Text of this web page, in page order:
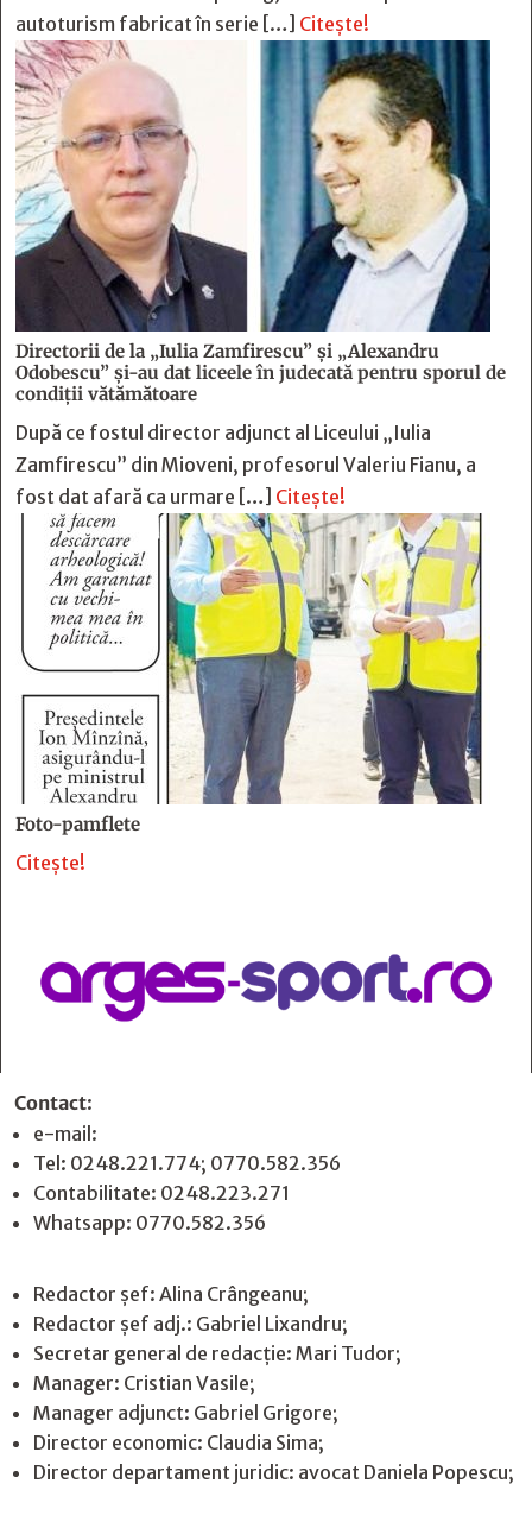
autoturism fabricat în serie […] Citește!
Directorii de la „Iulia Zamfirescu” și „Alexandru
Odobescu” și-au dat liceele în judecată pentru sporul de
condiții vătămătoare
După ce fostul director adjunct al Liceului „Iulia
Zamfirescu” din Mioveni, profesorul Valeriu Fianu, a
fost dat afară ca urmare […] Citește!
Foto-pamflete
Citește!
Contact:
e-mail:
Tel: 0248.221.774; 0770.582.356
Contabilitate: 0248.223.271
Whatsapp: 0770.582.356
Redactor șef: Alina Crângeanu;
Redactor șef adj.: Gabriel Lixandru;
Secretar general de redacție: Mari Tudor;
Manager: Cristian Vasile;
Manager adjunct: Gabriel Grigore;
Director economic: Claudia Sima;
Director departament juridic: avocat Daniela Popescu;